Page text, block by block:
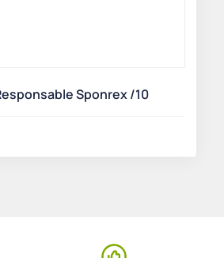
Sponrex /10